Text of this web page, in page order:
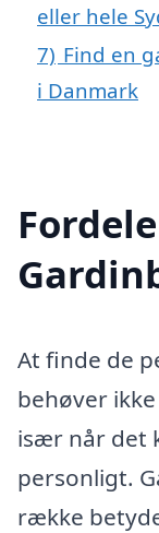
eller hele
7) Find en
i Danmark
At finde de
behøver
især når det
personligt.
række